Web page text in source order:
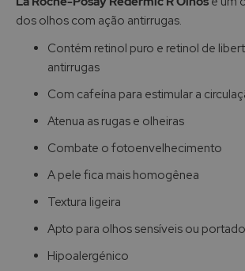
Galeria
de
imagens
dos olhos com ação antirrugas.
Contém retinol puro e retinol de
antirrugas
Com cafeína para estimular a
Atenua as rugas e olheiras
Combate o fotoenvelhecimento
A pele fica mais homogênea
Textura ligeira
Apto para olhos sensíveis ou
Hipoalergénico